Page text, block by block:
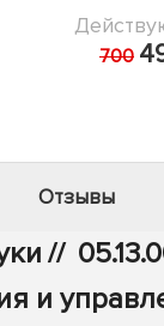
700
Отзывы
//
и